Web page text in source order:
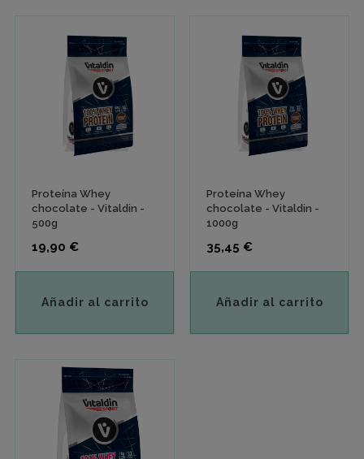
Proteína Whey
chocolate - Vitaldin -
500g
Precio
19,90 €
Añadir al carrito
Proteína Whey
chocolate - Vitaldin -
1000g
Precio
35,45 €
Añadir al carrito